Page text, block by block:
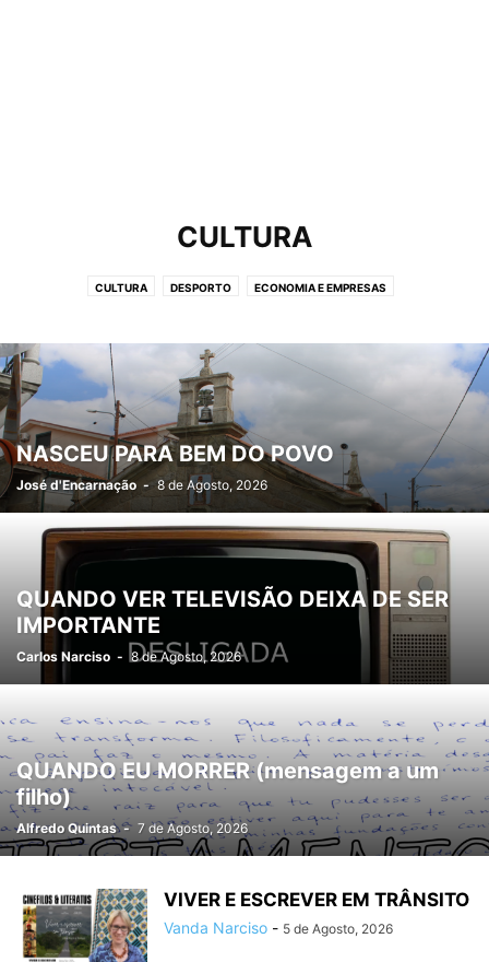
CULTURA
CULTURA DESPORTO ECONOMIA E EMPRESAS
SAÚDE
NASCEU PARA BEM DO POVO
José d'Encarnação - 8 de Agosto, 2026
QUANDO VER TELEVISÃO DEIXA DE SER
IMPORTANTE
Carlos Narciso - 8 de Agosto, 2026
QUANDO EU MORRER (mensagem a um
filho)
Alfredo Quintas - 7 de Agosto, 2026
VIVER E ESCREVER EM TRÂNSITO
Vanda Narciso - 5 de Agosto, 2026